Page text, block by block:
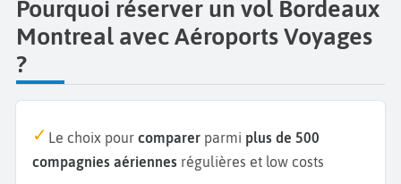
Pourquoi réserver un vol Bordeaux
Montreal avec Aéroports Voyages
?
Le choix pour comparer parmi plus de 500
compagnies aériennes régulières et low costs